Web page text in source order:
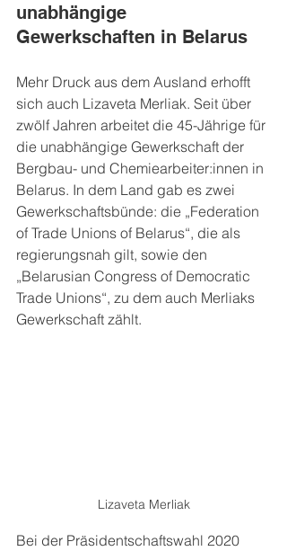
unabhängige
Gewerkschaften in Belarus
Mehr Druck aus dem Ausland erhofft
sich auch Lizaveta Merliak. Seit über
zwölf Jahren arbeitet die 45-Jährige für
die unabhängige Gewerkschaft der
Bergbau- und Chemiearbeiter:innen in
Belarus. In dem Land gab es zwei
Gewerkschaftsbünde: die „Federation
of Trade Unions of Belarus“, die als
regierungsnah gilt, sowie den
„Belarusian Congress of Democratic
Trade Unions“, zu dem auch Merliaks
Gewerkschaft zählt.
Lizaveta Merliak
Bei der Präsidentschaftswahl 2020